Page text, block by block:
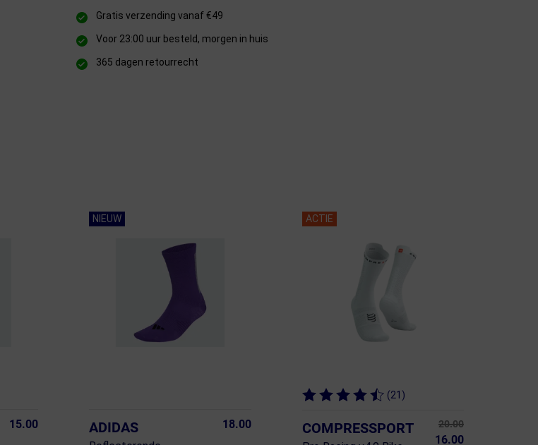
Gratis verzending vanaf €49
Voor 23:00 uur besteld, morgen in huis
365 dagen retourrecht
15.00
NIEUW
ADIDAS 18.00
ACTIE
(21)
COMPRESSPORT 20.00
16.00